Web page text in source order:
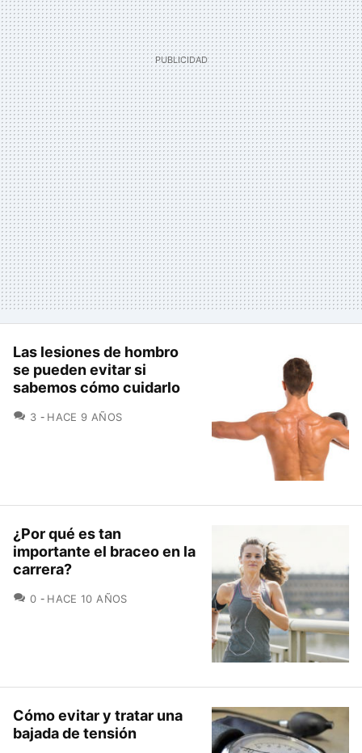
Las lesiones de hombro
se pueden evitar si
sabemos cómo cuidarlo
3 COMENTARIOS
HACE 9 AÑOS
¿Por qué es tan
importante el braceo en la
carrera?
0 COMENTARIOS
HACE 10 AÑOS
Cómo evitar y tratar una
bajada de tensión